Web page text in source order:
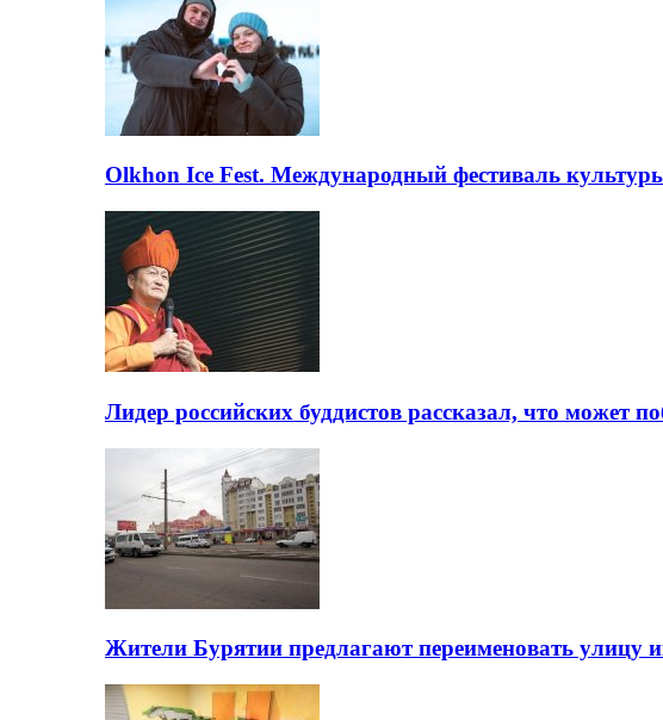
Olkhon Ice Fest. Международный фестиваль
Лидер российских буддистов рассказал, что может
Жители Бурятии предлагают переименовать улицу